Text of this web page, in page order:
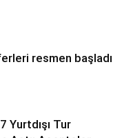
resmen başladı
Yurtdışı Tur